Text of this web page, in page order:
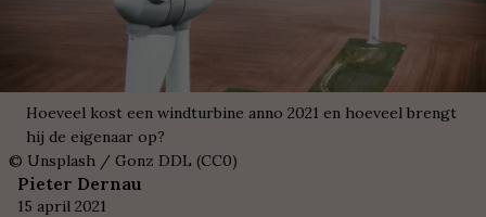
Hoeveel kost een windturbine anno 2021 en hoeveel brengt
hij de eigenaar op?
© Unsplash / Gonz DDL (CC0)
Pieter Dernau
15 april 2021